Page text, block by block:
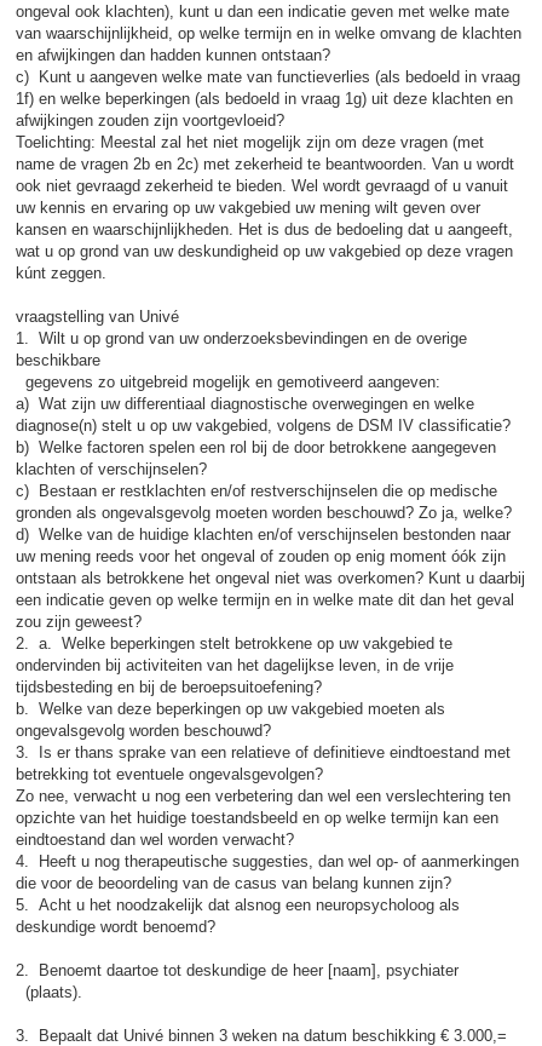
ongeval ook klachten), kunt u dan een indicatie geven met welke mate
van waarschijnlijkheid, op welke termijn en in welke omvang de klachten
en afwijkingen dan hadden kunnen ontstaan?
c) Kunt u aangeven welke mate van functieverlies (als bedoeld in vraag
1f) en welke beperkingen (als bedoeld in vraag 1g) uit deze klachten en
afwijkingen zouden zijn voortgevloeid?
Toelichting: Meestal zal het niet mogelijk zijn om deze vragen (met
name de vragen 2b en 2c) met zekerheid te beantwoorden. Van u wordt
ook niet gevraagd zekerheid te bieden. Wel wordt gevraagd of u vanuit
uw kennis en ervaring op uw vakgebied uw mening wilt geven over
kansen en waarschijnlijkheden. Het is dus de bedoeling dat u aangeeft,
wat u op grond van uw deskundigheid op uw vakgebied op deze vragen
kúnt zeggen.
vraagstelling van Univé
1. Wilt u op grond van uw onderzoeksbevindingen en de overige
beschikbare
gegevens zo uitgebreid mogelijk en gemotiveerd aangeven:
a) Wat zijn uw differentiaal diagnostische overwegingen en welke
diagnose(n) stelt u op uw vakgebied, volgens de DSM IV classificatie?
b) Welke factoren spelen een rol bij de door betrokkene aangegeven
klachten of verschijnselen?
c) Bestaan er restklachten en/of restverschijnselen die op medische
gronden als ongevalsgevolg moeten worden beschouwd? Zo ja, welke?
d) Welke van de huidige klachten en/of verschijnselen bestonden naar
uw mening reeds voor het ongeval of zouden op enig moment óók zijn
ontstaan als betrokkene het ongeval niet was overkomen? Kunt u daarbij
een indicatie geven op welke termijn en in welke mate dit dan het geval
zou zijn geweest?
2. a. Welke beperkingen stelt betrokkene op uw vakgebied te
ondervinden bij activiteiten van het dagelijkse leven, in de vrije
tijdsbesteding en bij de beroepsuitoefening?
b. Welke van deze beperkingen op uw vakgebied moeten als
ongevalsgevolg worden beschouwd?
3. Is er thans sprake van een relatieve of definitieve eindtoestand met
betrekking tot eventuele ongevalsgevolgen?
Zo nee, verwacht u nog een verbetering dan wel een verslechtering ten
opzichte van het huidige toestandsbeeld en op welke termijn kan een
eindtoestand dan wel worden verwacht?
4. Heeft u nog therapeutische suggesties, dan wel op- of aanmerkingen
die voor de beoordeling van de casus van belang kunnen zijn?
5. Acht u het noodzakelijk dat alsnog een neuropsycholoog als
deskundige wordt benoemd?
2. Benoemt daartoe tot deskundige de heer [naam], psychiater
(plaats).
3. Bepaalt dat Univé binnen 3 weken na datum beschikking € 3.000,=